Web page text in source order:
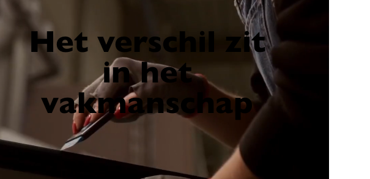
Het verschil zit
in het
vakmanschap